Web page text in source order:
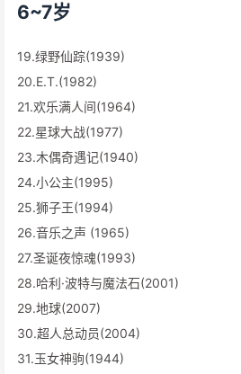
6~7岁
19.绿野仙踪(1939)
20.E.T.(1982)
21.欢乐满人间(1964)
22.星球大战(1977)
23.木偶奇遇记(1940)
24.小公主(1995)
25.狮子王(1994)
26.音乐之声 (1965)
27.圣诞夜惊魂(1993)
28.哈利·波特与魔法石(2001)
29.地球(2007)
30.超人总动员(2004)
31.玉女神驹(1944)